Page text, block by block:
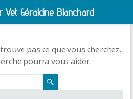
pas ce que vous cherchez.
pourra vous aider.
Vet Géraldine Blanchard